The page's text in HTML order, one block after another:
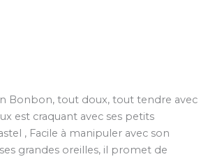
Bonbon, tout doux, tout tendre avec
est craquant avec ses petits
, Facile à manipuler avec son
grandes oreilles, il promet de